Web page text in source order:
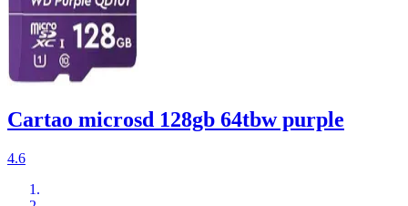
Cartao microsd 128gb 64tbw purple
4.6